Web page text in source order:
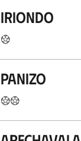
Iriondo
Panizo